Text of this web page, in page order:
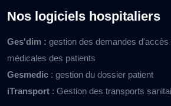
Nos logiciels hospitaliers
Ges'dim : gestion des demandes
médicales des patients
Gesmedic : gestion du dossier patient
iTransport : Gestion des transports